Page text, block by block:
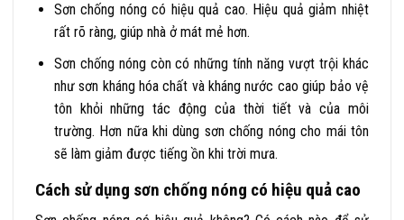
Sơn chống nóng có hiệu quả cao. Hiệu quả giảm nhiệt
rất rõ ràng, giúp nhà ở mát mẻ hơn.
Sơn chống nóng còn có những tính năng vượt trội khác
như sơn kháng hóa chất và kháng nước cao giúp bảo vệ
tôn khỏi những tác động của thời tiết và của môi
trường. Hơn nữa khi dùng sơn chống nóng cho mái tôn
sẽ làm giảm được tiếng ồn khi trời mưa.
Cách sử dụng sơn chống nóng có hiệu quả cao